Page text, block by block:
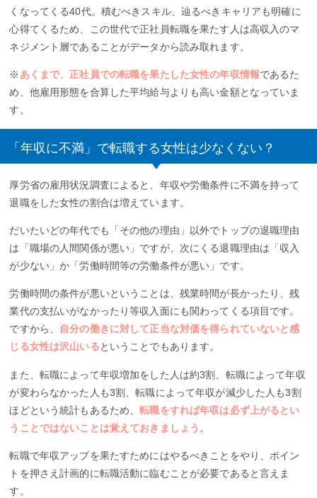
くなってくる40代。積むべきスキル、辿るべきキャリアも明確に
心得てくるため、この世代で正社員転職を果たす人は高収入のマ
ネジメント層であることがデータから読み取れます。
※ あくまで、正社員での転職を果たした女性の年収情報であるた
め、他雇用形態を合算した平均給与よりも高い金額となっていま
す。
「年収に不満」で転職する女性は少なくない？
厚労省の雇用状況調査によると、年収や労働条件に不満を持って
退職をした女性の割合は増えています。
だいたいどの年代でも「その他の理由」以外でトップの退職理由
は「職場の人間関係が悪い」ですが、次にくる退職理由は「収入
が少ない」か「労働時間等の労働条件が悪い」です。
労働時間の条件が悪いということは、残業時間が長かったり、残
業代の支払いがなかったり等収入面にも関わってくる項目です。
ですから、
自分の働きに対して正当な対価を得られていないと感
じる女性は沢山いるということでもあります。
また、転職によって年収増加をした人は約3割、転職によって年収
が変わらなかった人も3割、転職によって年収が減少した人も3割
ほどという統計もあるため、転職をすれば年収は必ず上がるとい
うことではないことは覚えておきましょう 。
転職で年収アップを果たすためにはやるべきことをやり、ポイン
トを押さえ計画的に転職活動に臨むことが必要であると言えま
す。